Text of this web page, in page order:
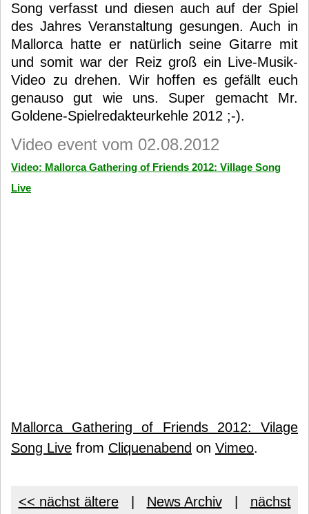
Song verfasst und diesen auch auf der Spiel
des Jahres Veranstaltung gesungen. Auch in
Mallorca hatte er natürlich seine Gitarre mit
und somit war der Reiz groß ein Live-Musik-
Video zu drehen. Wir hoffen es gefällt euch
genauso gut wie uns. Super gemacht Mr.
Goldene-Spielredakteurkehle 2012 ;-).
Video event vom 02.08.2012
Video: Mallorca Gathering of Friends 2012: Village Song
Live
Mallorca Gathering of Friends 2012: Vilage
Song Live from Cliquenabend on Vimeo.
<< nächst ältere| News Archiv| nächst